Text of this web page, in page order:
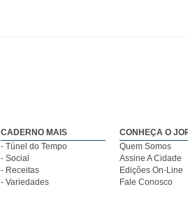
CADERNO MAIS
- Túnel do Tempo
- Social
- Receitas
- Variedades
CONHEÇA O
Quem Somos
Assine A Cidade
Edições On-Line
Fale Conosco